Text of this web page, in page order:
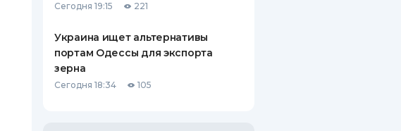
Сегодня 19:15 221
Украина ищет альтернативы
портам Одессы для экспорта
зерна
Сегодня 18:34 105